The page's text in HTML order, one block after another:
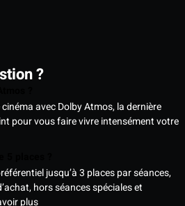
?
avec Dolby Atmos, la dernière
pour vous faire vivre intensément votre
jusqu’à 3 places par séances,
hors séances spéciales et
plus